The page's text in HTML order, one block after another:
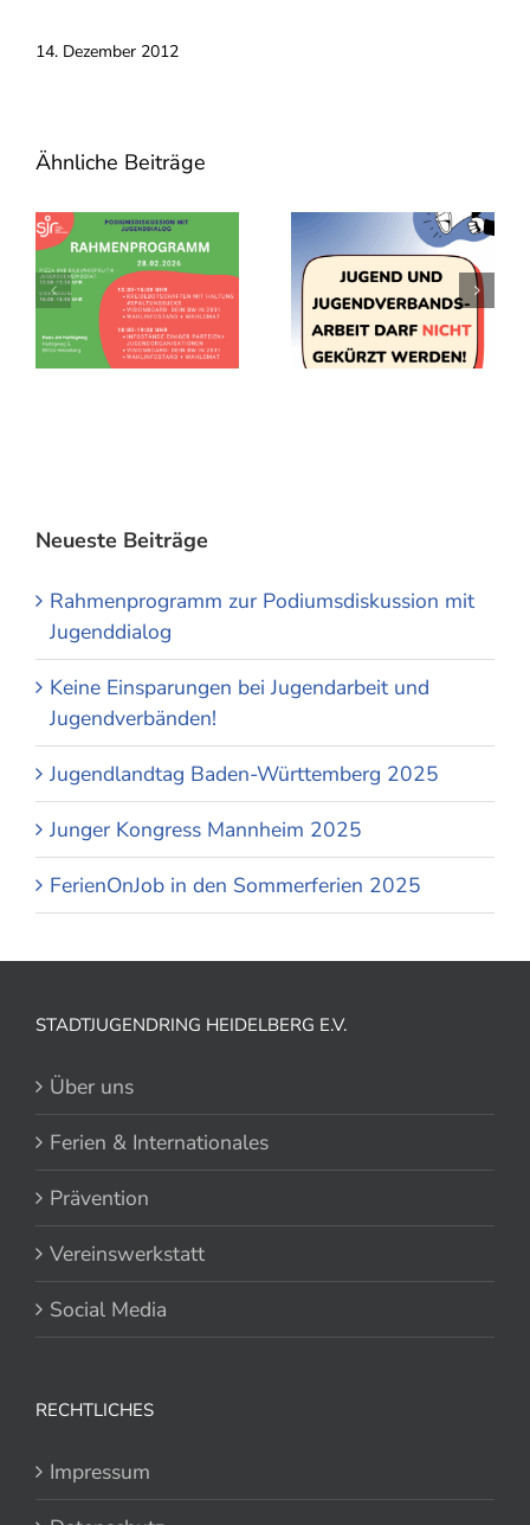
14. Dezember 2012
Ähnliche Beiträge
Neueste Beiträge
Rahmenprogramm zur Podiumsdiskussion mit
Jugenddialog
Keine Einsparungen bei Jugendarbeit und
Jugendverbänden!
Jugendlandtag Baden-Württemberg 2025
Junger Kongress Mannheim 2025
FerienOnJob in den Sommerferien 2025
STADTJUGENDRING HEIDELBERG E.V.
Über uns
Ferien & Internationales
Prävention
Vereinswerkstatt
Social Media
RECHTLICHES
Impressum